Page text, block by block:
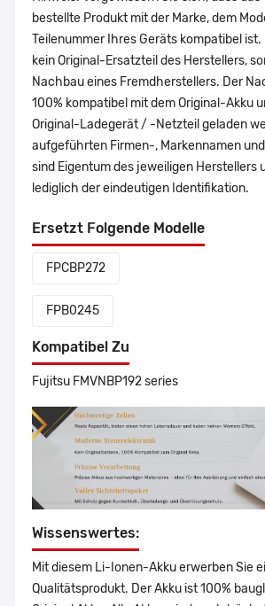
bestellte Produkt mit der Marke, dem
Teilenummer Ihres Geräts kompatibel ist.
kein Original-Ersatzteil des Herstellers,
Nachbau eines Fremdherstellers. Der
100% kompatibel mit dem Original-Akku
Original-Ladegerät / -Netzteil geladen
aufgeführten Firmen-, Markennamen
sind Eigentum des jeweiligen Herstellers
lediglich der eindeutigen Identifikation.
Ersetzt Folgende Modelle
FPCBP272
FPB0245
Kompatibel Zu
Fujitsu FMVNBP192 series
Wissenswertes:
Mit diesem Li-Ionen-Akku erwerben Sie
Qualitätsprodukt. Der Akku ist 100%